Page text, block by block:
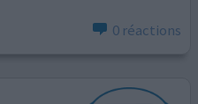
0 réactions